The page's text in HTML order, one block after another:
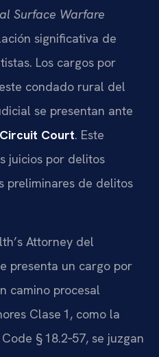
Surface Warfare
significativa de
Los cargos por
condado rural del
se presentan ante
Court. Este
juicios por delitos
preliminares de delitos
Attorney del
presenta un cargo por
camino procesal
Clase 1, como la
§ 18.2‑57, se juzgan